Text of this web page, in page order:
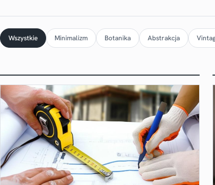
Wszystkie Minimalizm Botanika Abstrakcja